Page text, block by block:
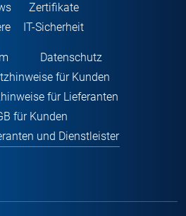
Zertifikate
IT-Sicherheit
Datenschutz
für Kunden
für Lieferanten
für Kunden
und Dienstleister